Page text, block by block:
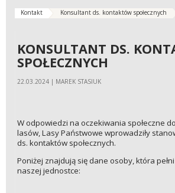
Kontakt Konsultant ds. kontaktów społecznych
KONSULTANT DS.
SPOŁECZNYCH
22.03.2024 | MAREK STASIUK
W odpowiedzi na oczekiwania społeczne
lasów, Lasy Państwowe wprowadziły
ds. kontaktów społecznych.
Poniżej znajdują się dane osoby, która
naszej jednostce: